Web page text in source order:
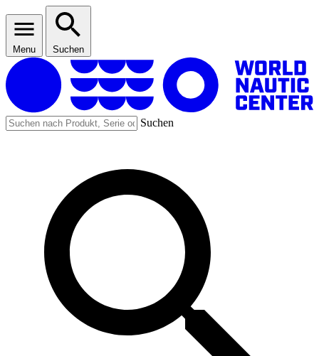
Menu Suchen
Suchen